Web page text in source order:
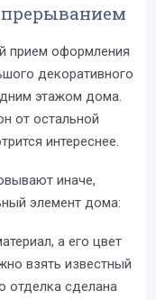
прием оформления
декоративного
этажом дома.
от остальной
интереснее.
иначе,
элемент дома:
а его цвет
взять известный
отделка сделана